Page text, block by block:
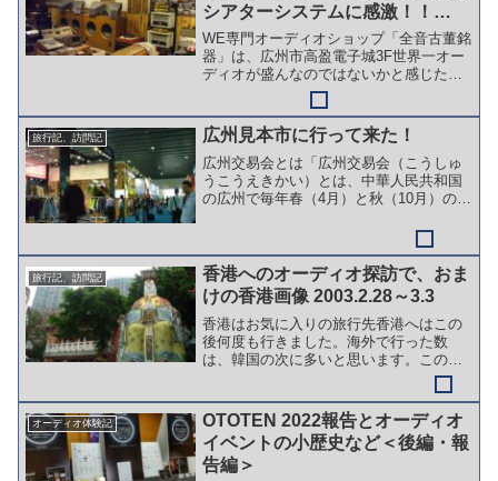
シアターシステムに感激！！
（2011.5月）
WE専門オーディオショップ「全音古董銘
器」は、広州市高盈電子城3F世界一オー
ディオが盛んなのではないかと感じた中
国は広州旅行ですが、2番目に訪れたのは
オーディオ店が集まる「高盈電子城」の
3Fの少し奥に位置する全音古董銘器さん
です。まあ、写真...
旅行記、訪問記 広州見本市に行って来た！
広州交易会とは「広州交易会（こうしゅ
うこうえきかい）とは、中華人民共和国
の広州で毎年春（4月）と秋（10月）の2
国輸出商品交易会（中国語 中国出口商品
交易会、略称 广交会）。第1回は1957年
春に開催され...
旅行記、訪問記
香港へのオーディオ探訪で、おま
けの香港画像 2003.2.28～3.3
香港はお気に入りの旅行先香港へはこの
後何度も行きました。海外で行った数
は、韓国の次に多いと思います。この最
初の訪問で、いわゆる観光地は回ったの
で、2回目以降は観光地巡りはしていませ
ん。では、何しに行って何しているのだ
ろうと考えると、なかなか...
オーディオ体験記
OTOTEN 2022報告とオーディオ
イベントの小歴史など＜後編・報
告編＞